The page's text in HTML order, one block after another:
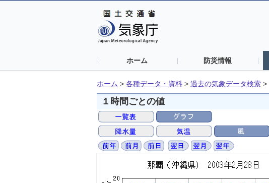
ホーム 防災情報
ホーム > 各種データ・資料 > 過去の気象データ検索 >
１時間ごとの値